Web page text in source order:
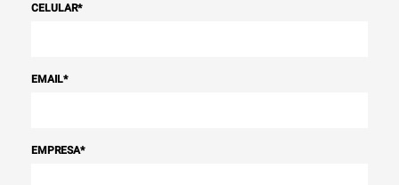
CELULAR*
EMAIL*
EMPRESA*